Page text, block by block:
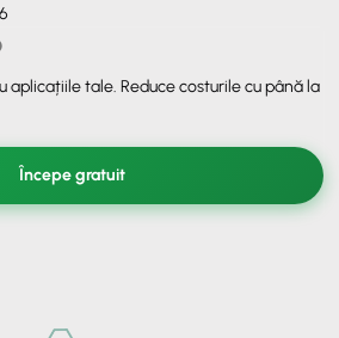
aplicațiile tale. Reduce costurile cu până la
Începe gratuit